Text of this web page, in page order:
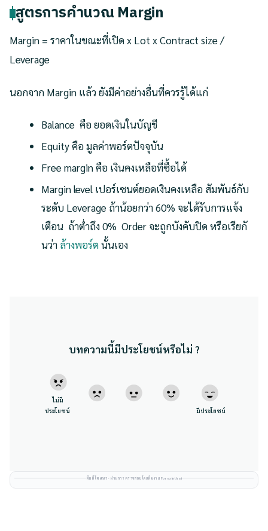
สูตรการคำนวณ Margin
Margin = ราคาในขณะที่เปิด x Lot x Contract size /
Leverage
นอกจาก Margin แล้ว ยังมีค่าอย่างอื่นที่ควรรู้ได้แก่
Balance คือ ยอดเงินในบัญชี
Equity คือ มูลค่าพอร์ตปัจจุบัน
Free margin คือ เงินคงเหลือที่ซื้อได้
Margin level เปอร์เซนต์ยอดเงินคงเหลือ สัมพันธ์กับ
ระดับ Leverage ถ้าน้อยกว่า 60% จะได้รับการแจ้ง
เตือน ถ้าต่ำถึง 0% Order จะถูกบังคับปิด หรือเรียกั
นว่า ล้างพอร์ตนั้นเอง
บทความนี้มีประโยชน์หรือไม่ ?
ไม่มี
ประโยชน์
มีประโยชน์
พื้นที่โฆษณา · ผ่านการตรวจสอบโดยทีมงาน Forexinthai